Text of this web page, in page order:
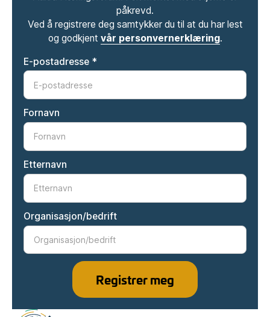
påkrevd.
Ved å registrere deg samtykker du til at du har lest
og godkjent vår personvernerklæring.
E-postadresse *
Fornavn
Etternavn
Organisasjon/bedrift